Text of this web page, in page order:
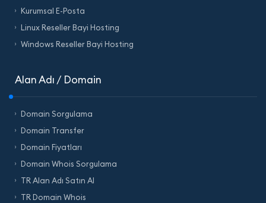
Kurumsal E-Posta
Linux Reseller Bayi Hosting
Windows Reseller Bayi Hosting
Alan Adı / Domain
Domain Sorgulama
Domain Transfer
Domain Fiyatları
Domain Whois Sorgulama
TR Alan Adı Satın Al
TR Domain Whois